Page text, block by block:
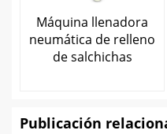
Máquina llenadora
neumática de relleno
de salchichas
Publicación